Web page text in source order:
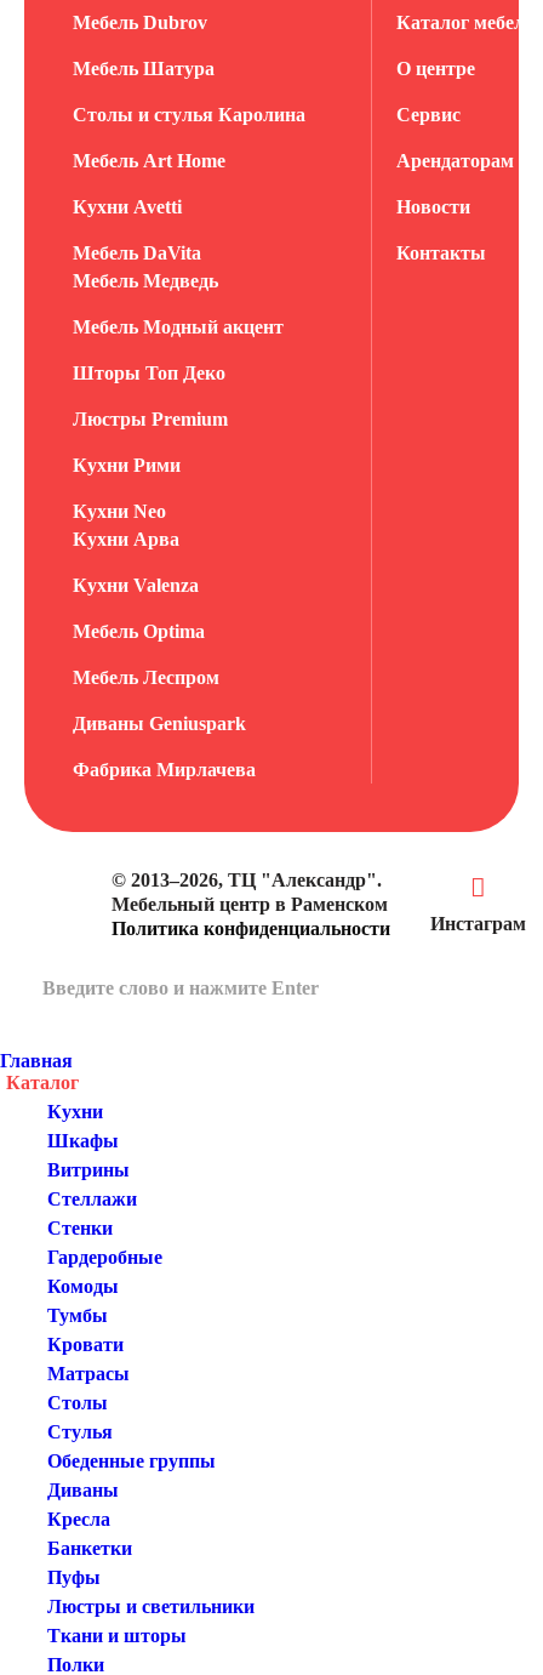
Мебель Dubrov
Мебель Шатура
Столы и стулья Каролина
Мебель Art Home
Кухни Avetti
Мебель DaVita
Мебель Медведь
Мебель Модный акцент
Шторы Топ Деко
Люстры Premium
Кухни Рими
Кухни Neo
Кухни Арва
Кухни Valenza
Мебель Optima
Мебель Леспром
Диваны Geniuspark
Фабрика Мирлачева
Каталог мебели
О центре
Сервис
Арендаторам
Новости
Контакты
© 2013–2026, ТЦ "Александр".
Мебельный центр в Раменском
Политика конфиденциальности
Инстаграм
Главная
Каталог
Кухни
Шкафы
Витрины
Стеллажи
Стенки
Гардеробные
Комоды
Тумбы
Кровати
Матрасы
Столы
Стулья
Обеденные группы
Диваны
Кресла
Банкетки
Пуфы
Люстры и светильники
Ткани и шторы
Полки